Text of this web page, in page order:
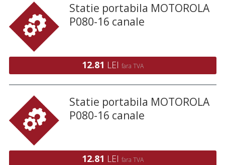
Statie portabila MOTOROLA
P080-16 canale
12.81 LEI fara TVA
Statie portabila MOTOROLA
P080-16 canale
12.81 LEI fara TVA